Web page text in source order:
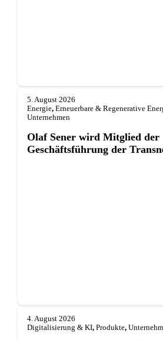
5. August 2026
Energie, Erneuerbare & Regenerative
Unternehmen
Olaf Sener wird Mitglied der
Geschäftsführung der
4. August 2026
Digitalisierung & KI, Produkte,